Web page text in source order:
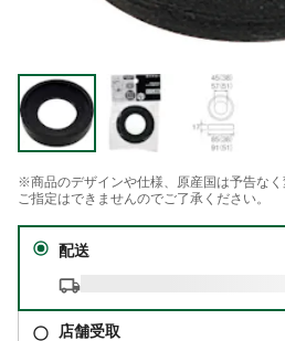
※商品のデザインや仕様、原産国は予告なく
ご指定はできませんのでご了承ください。
配送
店舗受取